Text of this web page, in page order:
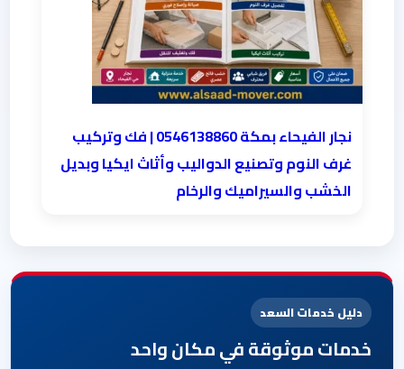
نجار الفيحاء بمكة 0546138860⁩ | فك وتركيب
غرف النوم وتصنيع الدواليب وأثاث ايكيا وبديل
الخشب والسيراميك والرخام
دليل خدمات السعد
خدمات موثوقة في مكان واحد